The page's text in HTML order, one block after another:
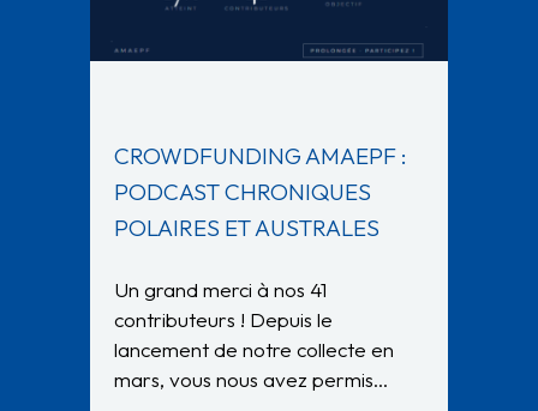
CROWDFUNDING AMAEPF :
PODCAST CHRONIQUES
POLAIRES ET AUSTRALES
Un grand merci à nos 41
contributeurs ! Depuis le
lancement de notre collecte en
mars, vous nous avez permis…